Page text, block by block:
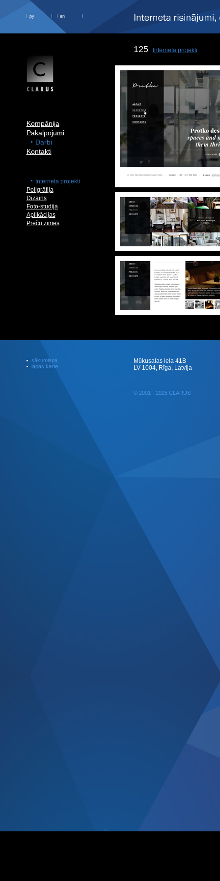
ру en
Kompānija
Pakalpojumi
Darbi
Kontakti
Interneta projekti
Poligrāfija
Dizains
Foto-studija
Aplikācijas
Preču zīmes
125 Interneta projekti
sākumlapa
lapas karte
Mūkusalas iela 41B
LV 1004, Rīga, Latvija
© 2001 - 2025 CLARUS